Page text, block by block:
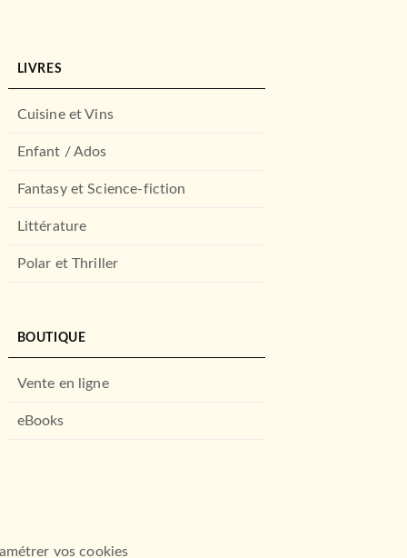
LIVRES
Cuisine et Vins
Enfant / Ados
Fantasy et Science-fiction
Littérature
Polar et Thriller
BOUTIQUE
Vente en ligne
eBooks
vos cookies